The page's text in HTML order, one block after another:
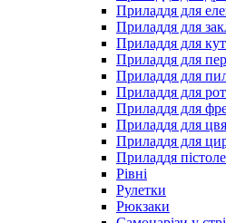
Приладдя для
Приладдя для
Приладдя для
Приладдя для
Приладдя для
Приладдя для
Приладдя для
Приладдя для
Приладдя для
Приладдя
Рівні
Рулетки
Рюкзаки